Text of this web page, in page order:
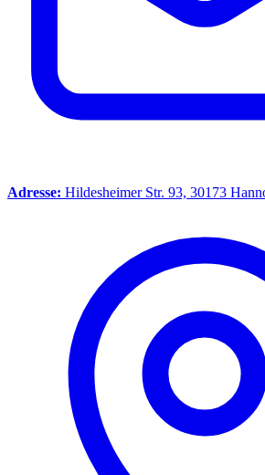
Adresse: Hildesheimer Str. 93, 30173